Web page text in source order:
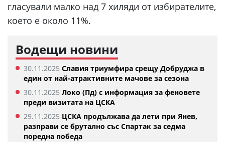
гласували малко над 7 хиляди от избирателите,
което е около 11%.
Водещи новини
30.11.2025 Славия триумфира срещу Добруджа в
един от най-атрактивните мачове за сезона
30.11.2025 Локо (Пд) с информация за феновете
преди визитата на ЦСКА
29.11.2025 ЦСКА продължава да лети при Янев,
разправи се брутално със Спартак за седма
поредна победа